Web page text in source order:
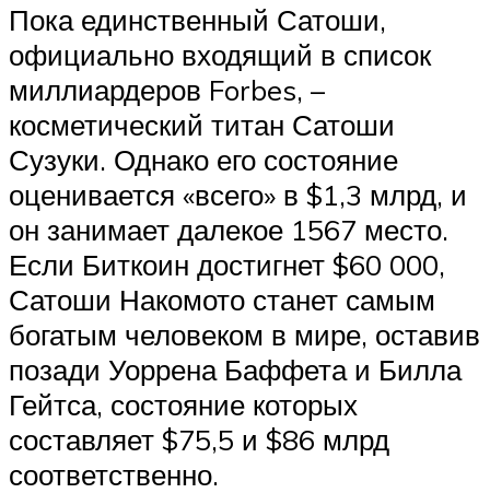
Пока единственный Сатоши,
официально входящий в список
миллиардеров Forbes, –
косметический титан Сатоши
Сузуки. Однако его состояние
оценивается «всего» в $1,3 млрд, и
он занимает далекое 1567 место.
Если Биткоин достигнет $60 000,
Сатоши Накомото станет самым
богатым человеком в мире, оставив
позади Уоррена Баффета и Билла
Гейтса, состояние которых
составляет $75,5 и $86 млрд
соответственно.